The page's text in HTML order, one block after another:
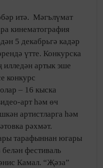
итә. Мәгълүмат
кинематография
5 декабрьгә кадәр
үтте. Конкурска
артык эше
конкурс
– 16 кыска
арт һәм өч
артистларга һәм
рәхмәт.
тарафыннан югары
фестиваль
Камал. “Җәза”